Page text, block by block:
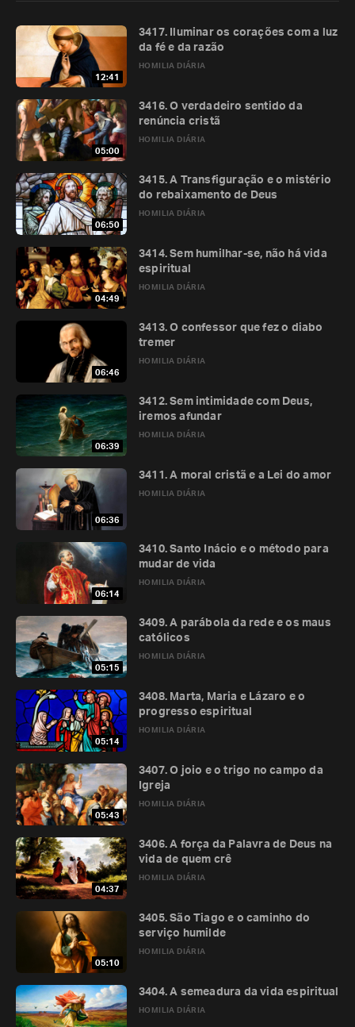
12:41
HOMILIA DIÁRIA
3417. Iluminar os corações com a luz
da fé e da razão
05:00
HOMILIA DIÁRIA
3416. O verdadeiro sentido da
renúncia cristã
06:50
HOMILIA DIÁRIA
3415. A Transfiguração e o mistério
do rebaixamento de Deus
04:49
HOMILIA DIÁRIA
3414. Sem humilhar-se, não há vida
espiritual
06:46
HOMILIA DIÁRIA
3413. O confessor que fez o diabo
tremer
06:39
HOMILIA DIÁRIA
3412. Sem intimidade com Deus,
iremos afundar
06:36
HOMILIA DIÁRIA
3411. A moral cristã e a Lei do amor
06:14
HOMILIA DIÁRIA
3410. Santo Inácio e o método para
mudar de vida
05:15
HOMILIA DIÁRIA
3409. A parábola da rede e os maus
católicos
05:14
HOMILIA DIÁRIA
3408. Marta, Maria e Lázaro e o
progresso espiritual
05:43
HOMILIA DIÁRIA
3407. O joio e o trigo no campo da
Igreja
04:37
HOMILIA DIÁRIA
3406. A força da Palavra de Deus na
vida de quem crê
05:10
HOMILIA DIÁRIA
3405. São Tiago e o caminho do
serviço humilde
HOMILIA DIÁRIA
3404. A semeadura da vida espiritual